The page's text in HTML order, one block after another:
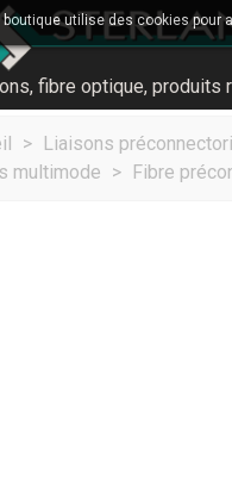
fibre optique, produits
boutique utilise des cookies
> Liaisons
multimode > Fibre